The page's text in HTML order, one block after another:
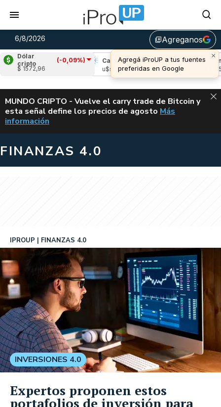
6/8/2026 library_addAgreganos
Dólar
cripto
(-0,09%)
$ 1572,96
(-2,07%)
Cardano
(7,92%)
u$s 0,21
Avalanche
u$s 6,50
ALERTA
MUNDO CRIPTO - Vuelve el carry trade de Bitcoin y
esta señal define los precios de agosto VUELVE EL
Más
información
FINANZAS 4.0
IPROUP FINANZAS 4.0
INVERSIONES 4.0
Expertos proponen estos
portafolios de inversión para